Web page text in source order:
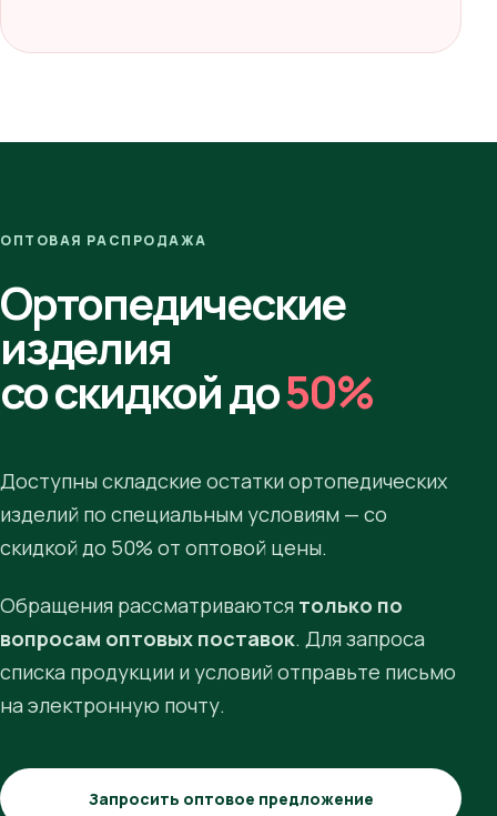
ОПТОВАЯ РАСПРОДАЖА
Ортопедические
изделия
со скидкой до50%
Доступны складские остатки ортопедических
изделий по специальным условиям — со
скидкой до 50% от оптовой цены.
Обращения рассматриваются только по
вопросам оптовых поставок. Для запроса
списка продукции и условий отправьте письмо
на электронную почту.
Запросить оптовое предложение